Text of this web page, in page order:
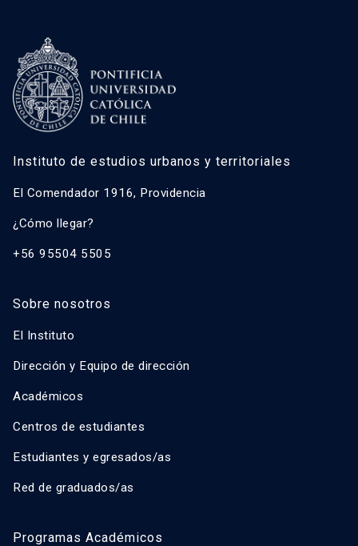
Instituto de estudios urbanos y territoriales
El Comendador 1916, Providencia
¿Cómo llegar?
+56 95504 5505
Sobre nosotros
El Instituto
Dirección y Equipo de dirección
Académicos
Centros de estudiantes
Estudiantes y egresados/as
Red de graduados/as
Programas Académicos